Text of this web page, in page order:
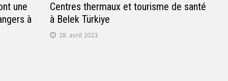
une
à
Centres thermaux et tourisme de santé
à Belek Türkiye
28. avril 2023